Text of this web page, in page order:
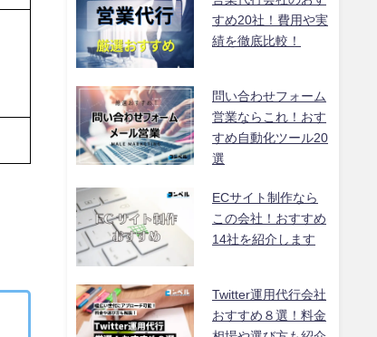
すめ20社！費用や実
績を徹底比較！
問い合わせフォーム
営業ならこれ！おす
すめ自動化ツール20
選
ECサイト制作なら
この会社！おすすめ
14社を紹介します
Twitter運用代行会社
おすすめ８選！料金